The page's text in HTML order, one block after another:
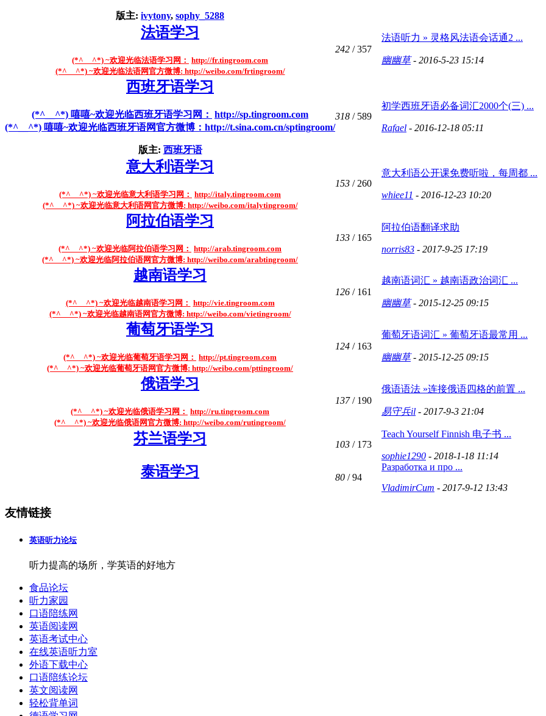
版主: ivytony, sophy_5288
法语学习
(*^__^*) ~欢迎光临法语学习网： http://fr.tingroom.com
(*^__^*) ~欢迎光临法语网官方微博: http://weibo.com/frtingroom/
242 / 357
法语听力 » 灵格风法语会话通2 ...
幽幽草- 2016-5-23 15:14
西班牙语学习
(*^__^*) 嘻嘻~欢迎光临西班牙语学习网： http://sp.tingroom.com
(*^__^*) 嘻嘻~欢迎光临西班牙语网官方微博： http://t.sina.com.cn/sptingroom/
版主: 西班牙语
318 / 589
初学西班牙语必备词汇2000个(三) ...
Rafael - 2016-12-18 05:11
意大利语学习
(*^__^*) ~欢迎光临意大利语学习网： http://italy.tingroom.com
(*^__^*) ~欢迎光临意大利语网官方微博: http://weibo.com/italytingroom/
153 / 260
意大利语公开课免费听啦，每周都 ...
whiee11 - 2016-12-23 10:20
阿拉伯语学习
(*^__^*) ~欢迎光临阿拉伯语学习网： http://arab.tingroom.com
(*^__^*) ~欢迎光临阿拉伯语网官方微博: http://weibo.com/arabtingroom/
133 / 165
阿拉伯语翻译求助
norris83 - 2017-9-25 17:19
越南语学习
(*^__^*) ~欢迎光临越南语学习网： http://vie.tingroom.com
(*^__^*) ~欢迎光临越南语网官方微博: http://weibo.com/vietingroom/
126 / 161
越南语词汇 » 越南语政治词汇 ...
幽幽草- 2015-12-25 09:15
葡萄牙语学习
(*^__^*) ~欢迎光临葡萄牙语学习网： http://pt.tingroom.com
(*^__^*) ~欢迎光临葡萄牙语网官方微博: http://weibo.com/pttingroom/
124 / 163
葡萄牙语词汇 » 葡萄牙语最常用 ...
幽幽草- 2015-12-25 09:15
俄语学习
(*^__^*) ~欢迎光临俄语学习网： http://ru.tingroom.com
(*^__^*) ~欢迎光临俄语网官方微博: http://weibo.com/rutingroom/
137/ 190
俄语语法 »连接俄语四格的前置 ...
易守兵il - 2017-9-3 21:04
芬兰语学习 103 / 173
Teach Yourself Finnish 电子书 ...
sophie1290 - 2018-1-18 11:14
泰语学习 80 / 94
Разработка и про ...
VladimirCum - 2017-9-12 13:43
友情链接
英语听力论坛
听力提高的场所，学英语的好地方
食品论坛
听力家园
口语陪练网
英语阅读网
英语考试中心
在线英语听力室
外语下载中心
口语陪练论坛
英文阅读网
轻松背单词